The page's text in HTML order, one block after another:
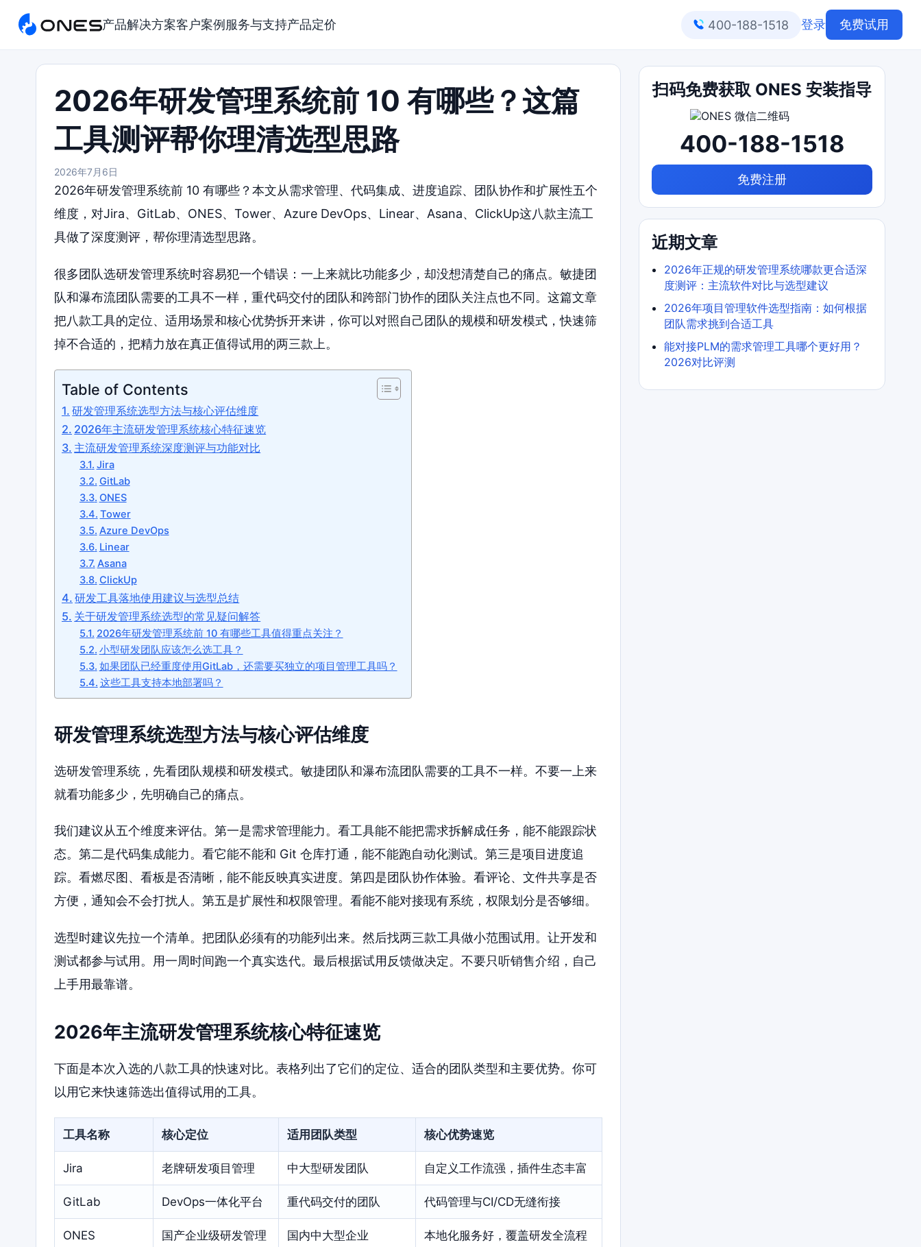
产品解决方案客户案例 服务与支持产品定价 400-188-1518 登录 免费试用
2026年研发管理系统前 10 有哪些？这篇
工具测评帮你理清选型思路
2026年7月6日
2026年研发管理系统前 10 有哪些？本文从需求管理、代码集成、进度追踪、团队协作和扩展性五个
维度，对Jira、GitLab、ONES、Tower、Azure DevOps、Linear、Asana、ClickUp这八款主流工
具做了深度测评，帮你理清选型思路。
很多团队选研发管理系统时容易犯一个错误：一上来就比功能多少，却没想清楚自己的痛点。敏捷团
队和瀑布流团队需要的工具不一样，重代码交付的团队和跨部门协作的团队关注点也不同。这篇文章
把八款工具的定位、适用场景和核心优势拆开来讲，你可以对照自己团队的规模和研发模式，快速筛
掉不合适的，把精力放在真正值得试用的两三款上。
Table of Contents
研发管理系统选型方法与核心评估维度
2026年主流研发管理系统核心特征速览
主流研发管理系统深度测评与功能对比
Jira
GitLab
ONES
Tower
Azure DevOps
Linear
Asana
ClickUp
研发工具落地使用建议与选型总结
关于研发管理系统选型的常见疑问解答
2026年研发管理系统前 10 有哪些工具值得重点关注？
小型研发团队应该怎么选工具？
如果团队已经重度使用GitLab，还需要买独立的项目管理工具吗？
这些工具支持本地部署吗？
研发管理系统选型方法与核心评估维度
选研发管理系统，先看团队规模和研发模式。敏捷团队和瀑布流团队需要的工具不一样。不要一上来
就看功能多少，先明确自己的痛点。
我们建议从五个维度来评估。第一是需求管理能力。看工具能不能把需求拆解成任务，能不能跟踪状
态。第二是代码集成能力。看它能不能和 Git 仓库打通，能不能跑自动化测试。第三是项目进度追
踪。看燃尽图、看板是否清晰，能不能反映真实进度。第四是团队协作体验。看评论、文件共享是否
方便，通知会不会打扰人。第五是扩展性和权限管理。看能不能对接现有系统，权限划分是否够细。
选型时建议先拉一个清单。把团队必须有的功能列出来。然后找两三款工具做小范围试用。让开发和
测试都参与试用。用一周时间跑一个真实迭代。最后根据试用反馈做决定。不要只听销售介绍，自己
上手用最靠谱。
2026年主流研发管理系统核心特征速览
下面是本次入选的八款工具的快速对比。表格列出了它们的定位、适合的团队类型和主要优势。你可
以用它来快速筛选出值得试用的工具。
工具名称 核心定位 适用团队类型 核心优势速览
Jira 老牌研发项目管理 中大型研发团队 自定义工作流强，插件生态丰富
GitLab DevOps一体化平台 重代码交付的团队 代码管理与CI/CD无缝衔接
ONES 国产企业级研发管理 国内中大型企业 本地化服务好，覆盖研发全流程
扫码免费获取 ONES 安装指导
400-188-1518
免费注册
近期文章
2026年正规的研发管理系统哪款更合适深
度测评：主流软件对比与选型建议
2026年项目管理软件选型指南：如何根据
团队需求挑到合适工具
能对接PLM的需求管理工具哪个更好用？
2026对比评测